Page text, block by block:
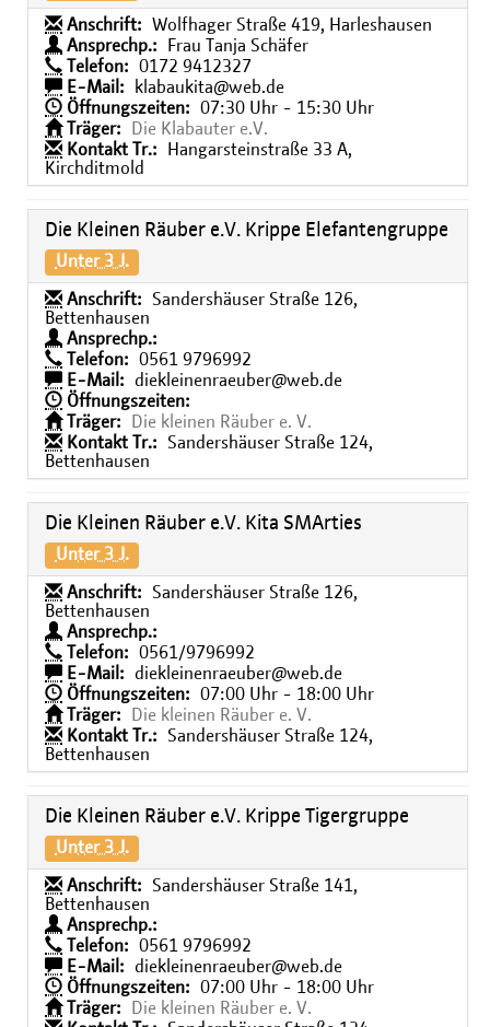
Anschrift:
Wolfhager Straße 419, Harleshausen
Ansprechp.:
Frau Tanja Schäfer
Telefon:
0172 9412327
E-Mail:
klabaukita@web.de
Öffnungszeiten:
07:30 Uhr - 15:30 Uhr
Träger:
Die Klabauter e.V.
Kontakt Tr.:
Hangarsteinstraße 33 A,
Kirchditmold
Die Kleinen Räuber e.V. Krippe Elefantengruppe
Unter 3 J.
Anschrift:
Sandershäuser Straße 126,
Bettenhausen
Ansprechp.:
Telefon:
0561 9796992
E-Mail:
diekleinenraeuber@web.de
Öffnungszeiten:
Träger:
Die kleinen Räuber e. V.
Kontakt Tr.:
Sandershäuser Straße 124,
Bettenhausen
Die Kleinen Räuber e.V. Kita SMArties
Unter 3 J.
Anschrift:
Sandershäuser Straße 126,
Bettenhausen
Ansprechp.:
Telefon:
0561/9796992
E-Mail:
diekleinenraeuber@web.de
Öffnungszeiten:
07:00 Uhr - 18:00 Uhr
Träger:
Die kleinen Räuber e. V.
Kontakt Tr.:
Sandershäuser Straße 124,
Bettenhausen
Die Kleinen Räuber e.V. Krippe Tigergruppe
Unter 3 J.
Anschrift:
Sandershäuser Straße 141,
Bettenhausen
Ansprechp.:
Telefon:
0561 9796992
E-Mail:
diekleinenraeuber@web.de
Öffnungszeiten:
07:00 Uhr - 18:00 Uhr
Träger:
Die kleinen Räuber e. V.